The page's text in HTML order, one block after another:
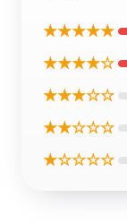
★★★★★
★★★★☆
★★★☆☆
★★☆☆☆
★☆☆☆☆